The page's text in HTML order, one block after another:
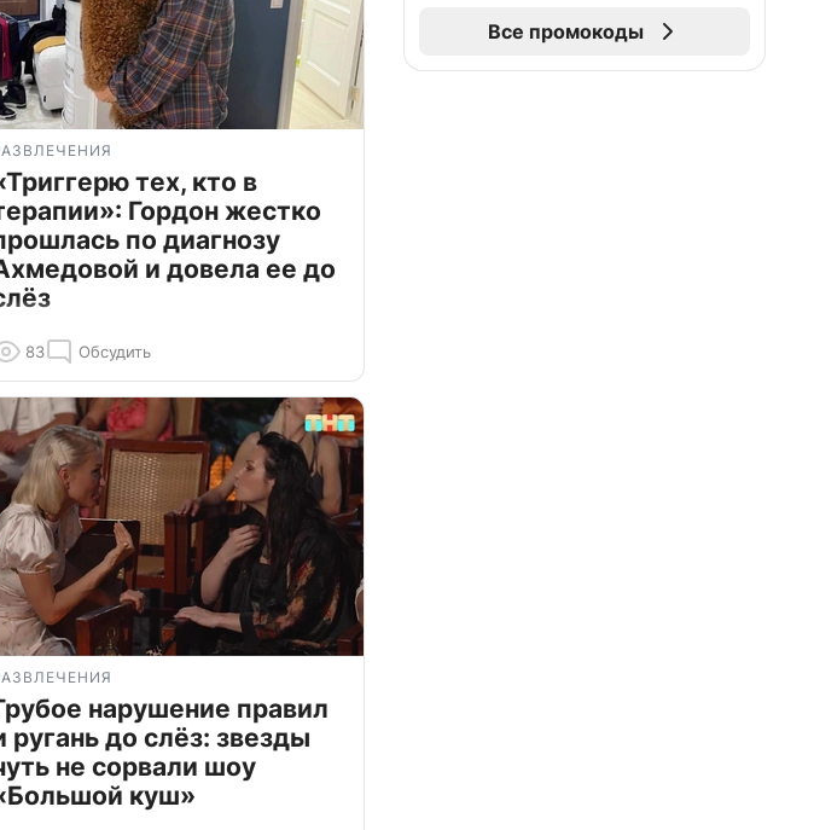
тех, кто в
Гордон жестко
по диагнозу
и довела ее до
83 Обсудить
нарушение правил
ругань до слёз: звезды
не сорвали шоу
куш»
Все промокоды